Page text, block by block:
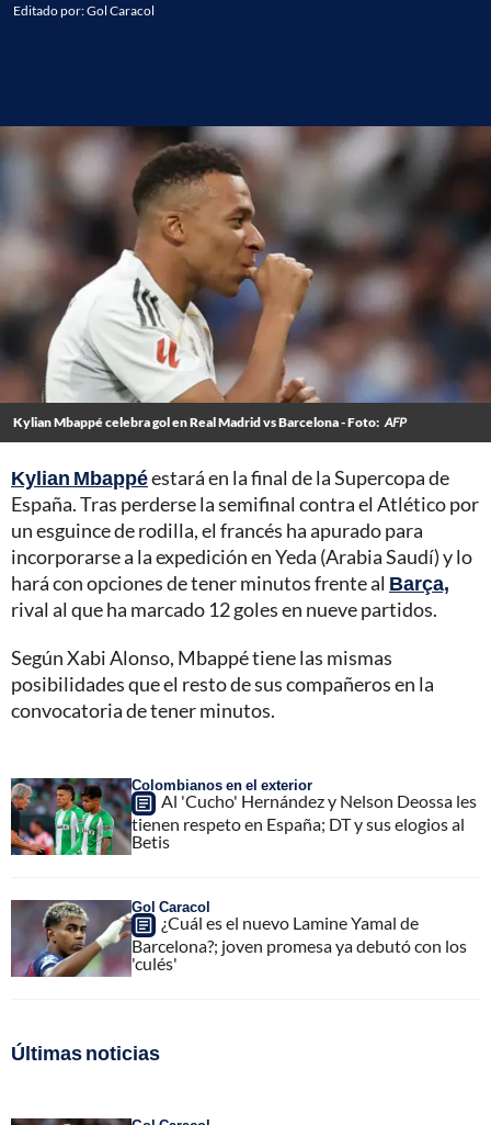
Editado por:Gol Caracol
Kylian Mbappé celebra gol en Real Madrid vs Barcelona - Foto: AFP
Kylian Mbappéestará en la final de la Supercopa de
España. Tras perderse la semifinal contra el Atlético por
un esguince de rodilla, el francés ha apurado para
incorporarse a la expedición en Yeda (Arabia Saudí) y lo
hará con opciones de tener minutos frente al Barça,
rival al que ha marcado 12 goles en nueve partidos.
Según Xabi Alonso, Mbappé tiene las mismas
posibilidades que el resto de sus compañeros en la
convocatoria de tener minutos.
Colombianos en el exterior
Al 'Cucho' Hernández y Nelson Deossa les
tienen respeto en España; DT y sus elogios al
Betis
Gol Caracol
¿Cuál es el nuevo Lamine Yamal de
Barcelona?; joven promesa ya debutó con los
'culés'
Últimas noticias